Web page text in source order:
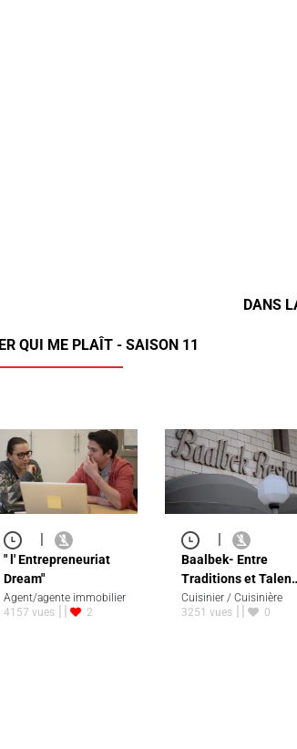
DANS
QUI ME PLAÎT - SAISON 11
" l' Entrepreneuriat
Dream"
Agent/agente immobilier
4157 vues
2
Baalbek- Entre
Traditions et
Cuisinier / Cuisinière
3251 vues
0